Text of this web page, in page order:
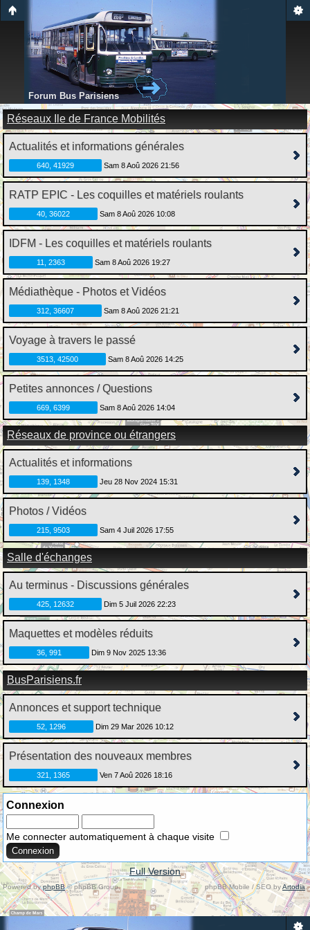
Forum Bus Parisiens
Réseaux Ile de France Mobilités
Actualités et informations générales
640, 41929 Sam 8 Aoû 2026 21:56
RATP EPIC - Les coquilles et matériels roulants
40, 36022 Sam 8 Aoû 2026 10:08
IDFM - Les coquilles et matériels roulants
11, 2363 Sam 8 Aoû 2026 19:27
Médiathèque - Photos et Vidéos
312, 36607 Sam 8 Aoû 2026 21:21
Voyage à travers le passé
3513, 42500 Sam 8 Aoû 2026 14:25
Petites annonces / Questions
669, 6399 Sam 8 Aoû 2026 14:04
Réseaux de province ou étrangers
Actualités et informations
139, 1348 Jeu 28 Nov 2024 15:31
Photos / Vidéos
215, 9503 Sam 4 Juil 2026 17:55
Salle d'échanges
Au terminus - Discussions générales
425, 12632 Dim 5 Juil 2026 22:23
Maquettes et modèles réduits
36, 991 Dim 9 Nov 2025 13:36
BusParisiens.fr
Annonces et support technique
52, 1296 Dim 29 Mar 2026 10:12
Présentation des nouveaux membres
321, 1365 Ven 7 Aoû 2026 18:16
Connexion
Me connecter automatiquement à chaque visite
Full Version
Powered byphpBB© phpBB Group. phpBB Mobile / SEO byArtodia .